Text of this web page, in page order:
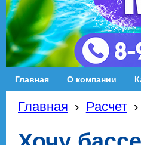
Главная О компании
Главная › Расчет ›